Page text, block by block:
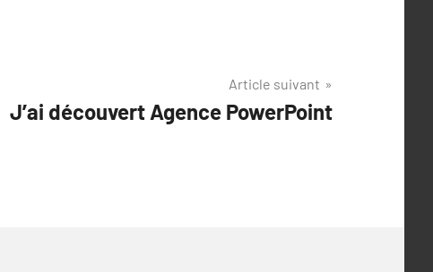
Article suivant
J’ai découvert Agence PowerPoint